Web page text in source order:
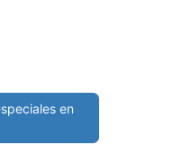
en